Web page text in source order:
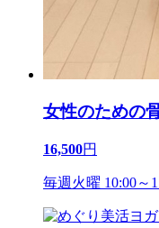
女性のための
16,500円
毎週火曜 10:00～